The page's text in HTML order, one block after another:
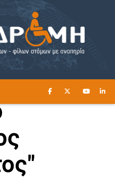
ΔΙΑΒΑΣΤΕ ΕΔΩ ►